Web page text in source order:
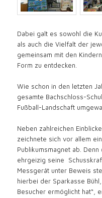
Dabei galt es sowohl die
als auch die Vielfalt der
gemeinsam mit den
Form zu entdecken.
Wie schon in den letzten
gesamte Bachschloss-
Fußball-Landschaft
Neben zahlreichen
zeichnete sich vor allem
Publikumsmagnet ab.
ehrgeizig seine
Messgerät unter Beweis
hierbei der Sparkasse
Besucher ermöglicht hat“,